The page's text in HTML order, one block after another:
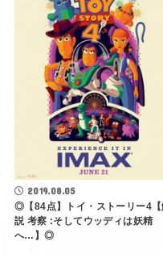
2019.08.05
◎【84点】トイ・ストーリー4【
説 考察 :そしてウッディは妖精
へ…】◎